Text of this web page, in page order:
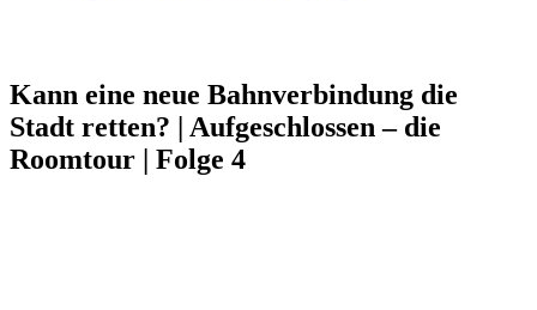
Kann eine neue Bahnverbindung die
Stadt retten? | Aufgeschlossen – die
Roomtour | Folge 4